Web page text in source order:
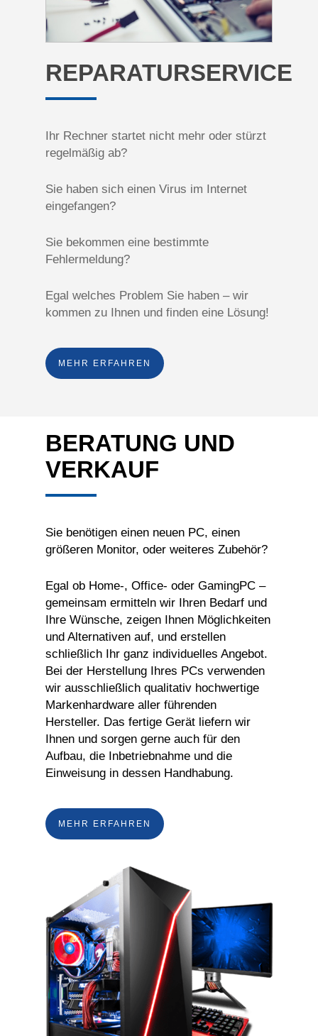
REPARATURSERVICE
Ihr Rechner startet nicht mehr oder stürzt
regelmäßig ab?
Sie haben sich einen Virus im Internet
eingefangen?
Sie bekommen eine bestimmte
Fehlermeldung?
Egal welches Problem Sie haben – wir
kommen zu Ihnen und finden eine Lösung!
MEHR ERFAHREN
BERATUNG UND
VERKAUF
Sie benötigen einen neuen PC, einen
größeren Monitor, oder weiteres Zubehör?
Egal ob Home-, Office- oder GamingPC –
gemeinsam ermitteln wir Ihren Bedarf und
Ihre Wünsche, zeigen Ihnen Möglichkeiten
und Alternativen auf, und erstellen
schließlich Ihr ganz individuelles Angebot.
Bei der Herstellung Ihres PCs verwenden
wir ausschließlich qualitativ hochwertige
Markenhardware aller führenden
Hersteller. Das fertige Gerät liefern wir
Ihnen und sorgen gerne auch für den
Aufbau, die Inbetriebnahme und die
Einweisung in dessen Handhabung.
MEHR ERFAHREN